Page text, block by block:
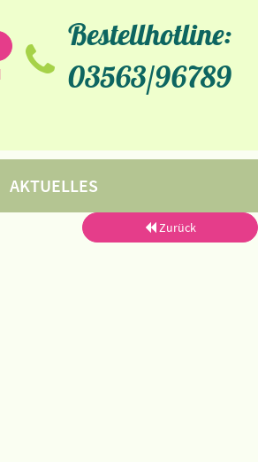
Bestellhotline:
03563/96789
AKTUELLES
Zurück